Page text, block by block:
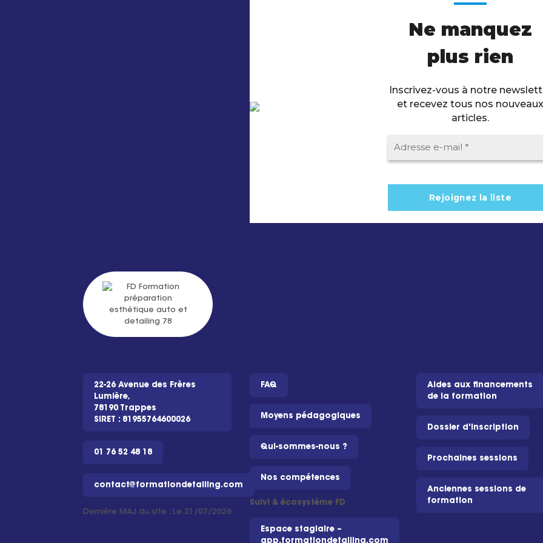
Ne manquez
plus rien
Inscrivez-vous à notre
et recevez tous nos nouveaux
articles.
22-26 Avenue des Frères
Lumière,
78190 Trappes
SIRET : 81955764600026
01 76 52 48 18
contact@formationdetailing.com
Dernière MAJ du site : Le 21/07/2026
FAQ
Moyens pédagogiques
Qui-sommes-nous ?
Nos compétences
Suivi & écosystème FD
Espace stagiaire –
app.formationdetailing.com
Aides aux financements
de la formation
Dossier d'inscription
Prochaines sessions
Anciennes sessions de
formation